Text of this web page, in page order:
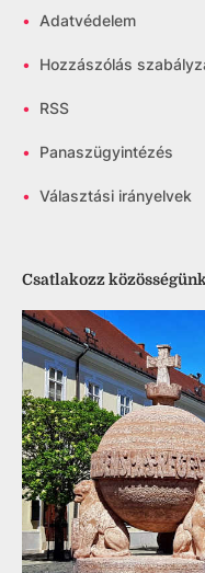
• Adatvédelem
• Hozzászólás
• RSS
• Panaszügyintézés
• Választási irányelvek
Csatlakozz